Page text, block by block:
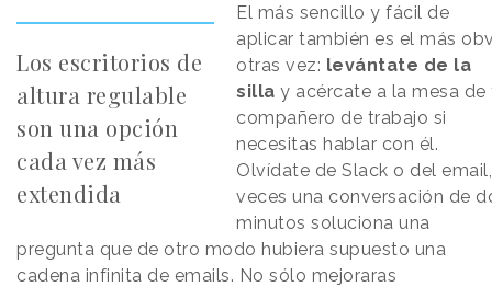
Los escritorios de
altura regulable
son una opción
cada vez más
extendida
El más sencillo y fácil de
aplicar también es el más
otras vez: levántate de la
silla y acércate a la mesa de
compañero de trabajo si
necesitas hablar con él.
Olvídate de Slack o del
veces una conversación de
minutos soluciona una
pregunta que de otro modo hubiera supuesto una
cadena infinita de emails. No sólo mejoraras